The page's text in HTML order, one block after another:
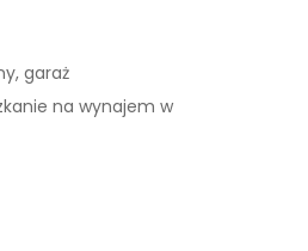
garaż
na wynajem w